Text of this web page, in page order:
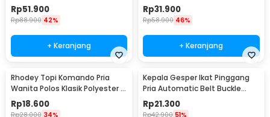
B1033
Rp51.900
Rp88.900 42%
+ Keranjang
Polyethylene Fiber - SYLC-
HB001
Rp31.900
Rp58.900 46%
+ Keranjang
Rhodey Topi Komando Pria
Wanita Polos Klasik Polyester -
F314
Rp18.600
Rp28.000 34%
Kepala Gesper Ikat Pinggang
Pria Automatic Belt Buckle
Metal Model 2 - 620
Rp21.300
Rp42.900 51%